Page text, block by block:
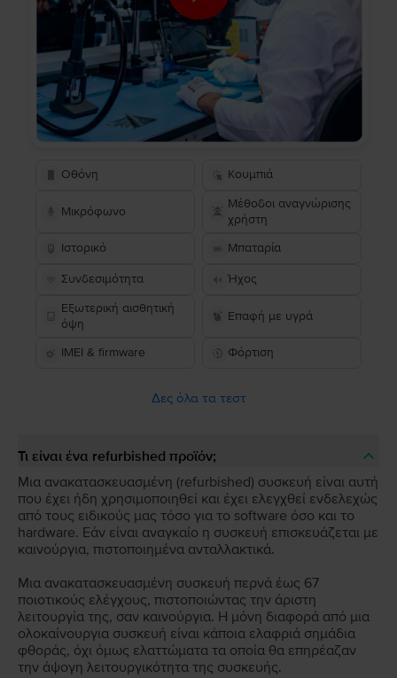
Οθόνη Κουμπιά
Μικρόφωνο
Μέθοδοι αναγνώρισης
χρήστη
Ιστορικό
Μπαταρία
Συνδεσιμότητα
Ήχος
Εξωτερική αισθητική
όψη
Επαφή με υγρά
IMEI & firmware Φόρτιση
Δες όλα τα τεστ
Τι είναι ένα refurbished προϊόν;
Μια ανακατασκευασμένη (refurbished) συσκευή είναι αυτή
που έχει ήδη χρησιμοποιηθεί και έχει ελεγχθεί ενδελεχώς
από τους ειδικούς μας τόσο για το software όσο και το
hardware. Εάν είναι αναγκαίο η συσκευή επισκευάζεται με
καινούργια, πιστοποιημένα ανταλλακτικά.
Μια ανακατασκευασμένη συσκευή περνά έως 67
ποιοτικούς ελέγχους, πιστοποιώντας την άριστη
λειτουργία της, σαν καινούργια. Η μόνη διαφορά από μια
ολοκαίνουργια συσκευή είναι κάποια ελαφριά σημάδια
φθοράς, όχι όμως ελαττώματα τα οποία θα επηρέαζαν
την άψογη λειτουργικότητα της συσκευής.